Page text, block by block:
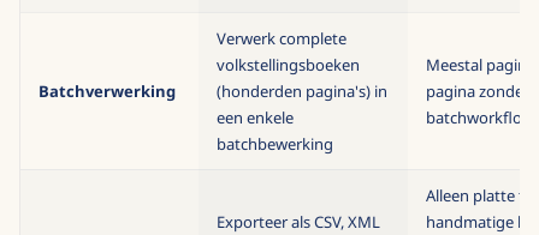
Batchverwerking
Verwerk complete
volkstellingsboeken
(honderden pagina's) in
een enkele
batchbewerking
Meestal
pagina zonder
batchworkflow
Exporteer als CSV, XML
Alleen platte
handmatige